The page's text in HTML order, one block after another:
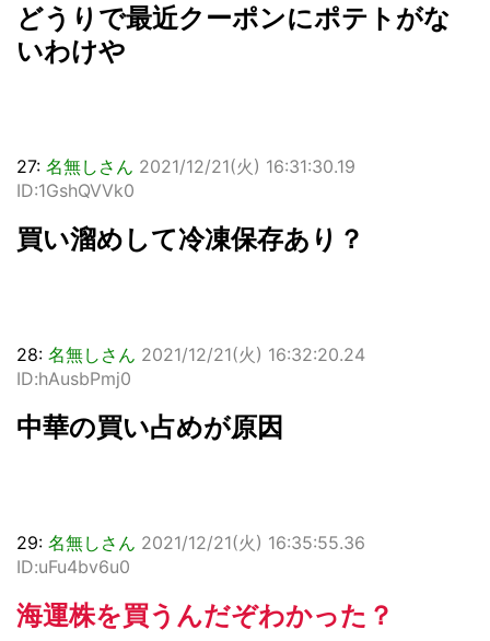
どうりで最近クーポンにポテトがな
いわけや
27: 名無しさん 2021/12/21(火) 16:31:30.19
ID:1GshQVVk0
買い溜めして冷凍保存あり？
28: 名無しさん 2021/12/21(火) 16:32:20.24
ID:hAusbPmj0
中華の買い占めが原因
29: 名無しさん 2021/12/21(火) 16:35:55.36
ID:uFu4bv6u0
海運株を買うんだぞわかった？